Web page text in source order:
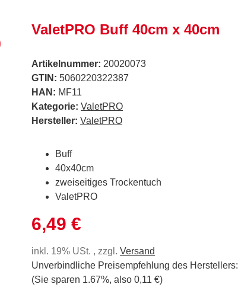
ValetPRO Buff 40cm x 40cm
Artikelnummer: 20020073
GTIN: 5060220322387
HAN: MF11
Kategorie: ValetPRO
Hersteller: ValetPRO
Buff
40x40cm
zweiseitiges Trockentuch
ValetPRO
6,49 €
inkl. 19% USt. , zzgl. Versand
Unverbindliche Preisempfehlung des Herstellers:
(Sie sparen 1.67%, also 0,11 €)